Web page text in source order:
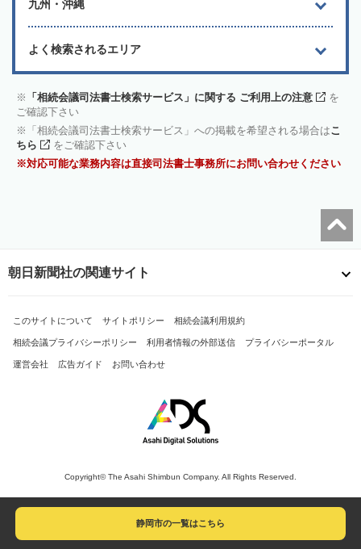
九州・沖縄
よく検索されるエリア
「相続会議司法書士検索サービス」に関する ご利用上の注意
を
ご確認下さい
「相続会議司法書士検索サービス」への掲載を希望される場合はこ
ちら
をご確認下さい
対応可能な業務内容は直接司法書士事務所にお問い合わせください
静岡市の一覧はこちら
朝日新聞社の関連サイト
このサイトについて サイトポリシー 相続会議利用規約
相続会議プライバシーポリシー 利用者情報の外部送信 プライバシーポータル
運営会社 広告ガイド お問い合わせ
Copyright© The Asahi Shimbun Company. All Rights Reserved.